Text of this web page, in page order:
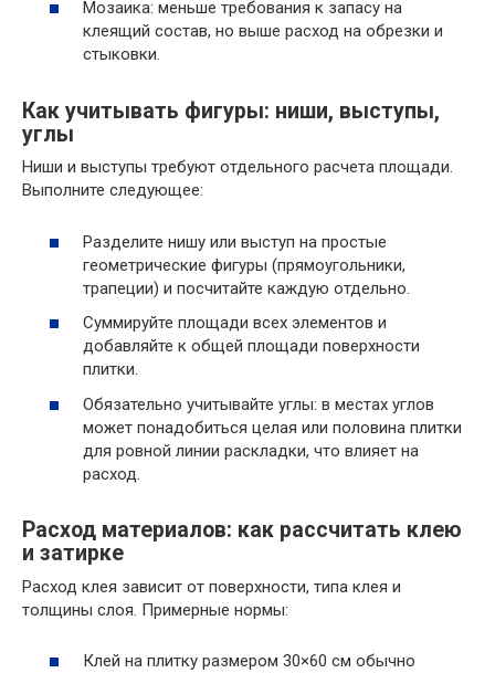
Мозаика: меньше требования к запасу на
клеящий состав, но выше расход на обрезки и
стыковки.
Как учитывать фигуры: ниши, выступы,
углы
Ниши и выступы требуют отдельного расчета площади.
Выполните следующее:
Разделите нишу или выступ на простые
геометрические фигуры (прямоугольники,
трапеции) и посчитайте каждую отдельно.
Суммируйте площади всех элементов и
добавляйте к общей площади поверхности
плитки.
Обязательно учитывайте углы: в местах углов
может понадобиться целая или половина плитки
для ровной линии раскладки, что влияет на
расход.
Расход материалов: как рассчитать клею
и затирке
Расход клея зависит от поверхности, типа клея и
толщины слоя. Примерные нормы:
Клей на плитку размером 30×60 см обычно